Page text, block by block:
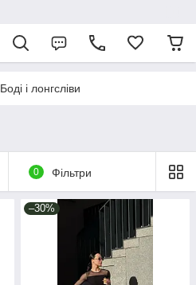
Боді і лонгсліви
0 Фільтри
–30%